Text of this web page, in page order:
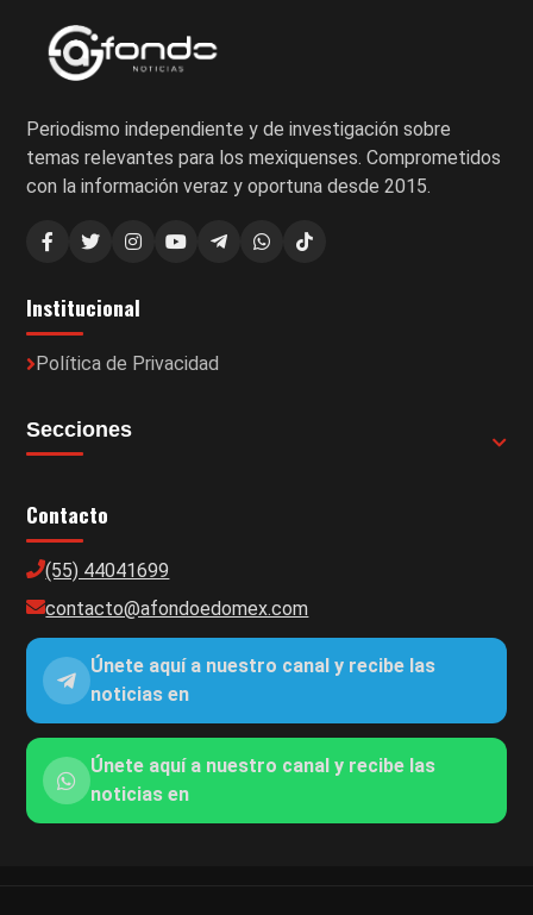
Periodismo independiente y de investigación sobre
temas relevantes para los mexiquenses. Comprometidos
con la información veraz y oportuna desde 2015.
Institucional
Política de Privacidad
Secciones
Contacto
(55) 44041699
contacto@afondoedomex.com
Únete aquí a nuestro canal y recibe las
noticias en
Únete aquí a nuestro canal y recibe las
noticias en